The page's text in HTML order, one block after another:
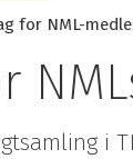
for NML-
i